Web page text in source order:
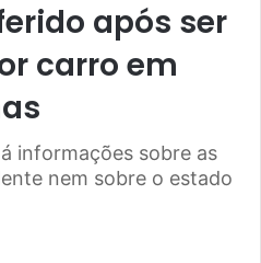
após ser
carro em
informações sobre as
nem sobre o estado